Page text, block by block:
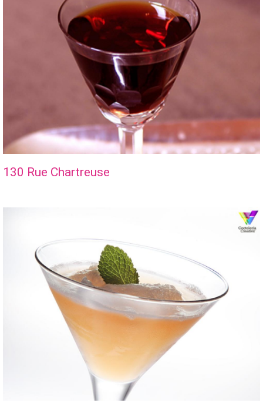
130 Rue Chartreuse